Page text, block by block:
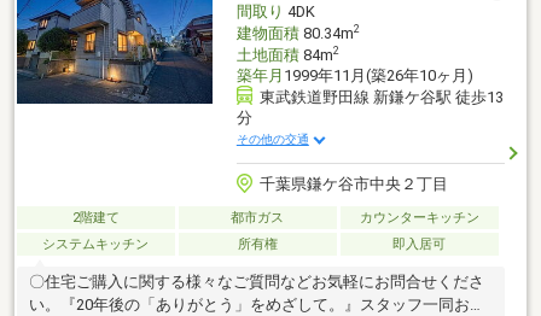
間取り 4DK
建物面積80.34m2
土地面積84m2
築年月 1999年11月(築26年10ヶ月)
東武鉄道野田線 新鎌ケ谷駅 徒歩13
分
その他の交通
千葉県鎌ケ谷市中央２丁目
2階建て 都市ガス
カウンターキッチン
システムキッチン
所有権 即入居可
〇住宅ご購入に関する様々なご質問などお気軽にお問合せくださ
い。『20年後の「ありがとう」をめざして。』スタッフ一同お客